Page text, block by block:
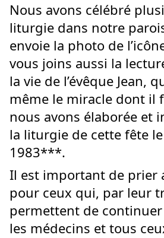
Nous avons célébré
liturgie dans notre
envoie la photo de
vous joins aussi la
la vie de l’évêque Jean,
même le miracle dont il
nous avons élaborée et
la liturgie de cette fête
1983***.
Il est important de prier
pour ceux qui, par leur
permettent de
les médecins et tous